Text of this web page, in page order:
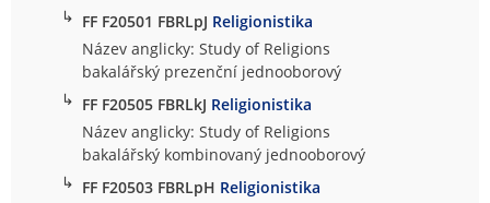
↳ FF F20501 FBRLpJ Religionistika
Název anglicky: Study of Religions
bakalářský prezenční jednooborový
↳ FF F20505 FBRLkJ Religionistika
Název anglicky: Study of Religions
bakalářský kombinovaný jednooborový
↳ FF F20503 FBRLpH Religionistika